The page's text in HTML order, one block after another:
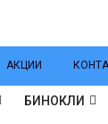
АКЦИИ
БИНОКЛИ